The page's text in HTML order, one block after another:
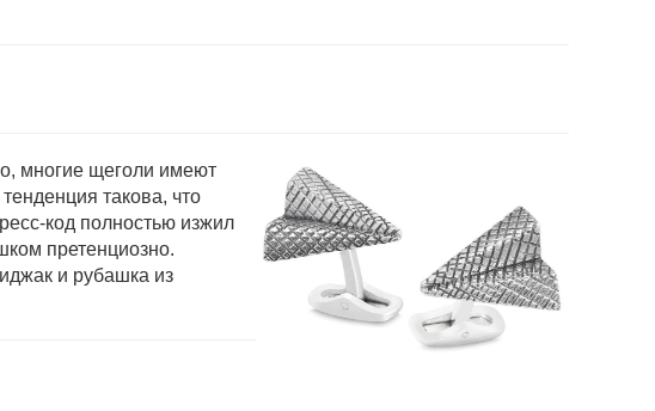
многие щеголи имеют
такова, что
код полностью изжил
претенциоз­но.
и рубашка из